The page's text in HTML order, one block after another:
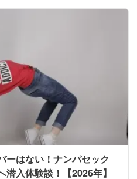
ーはない！ナンパセック
入体験談！【2026年】